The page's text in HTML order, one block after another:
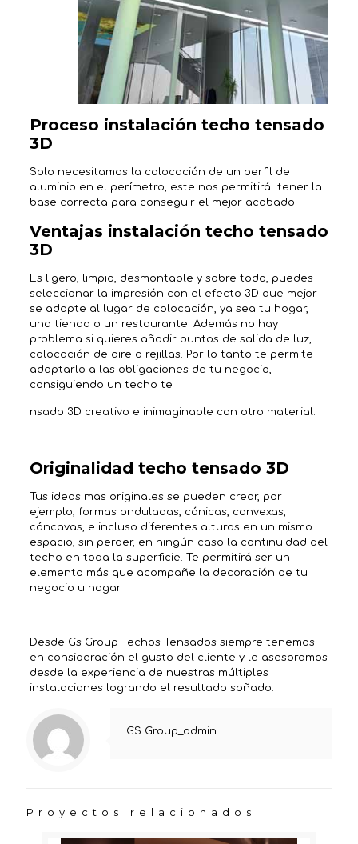
Proceso instalación techo tensado
3D
Solo necesitamos la colocación de un perfil de
aluminio en el perímetro, este nos permitirá tener la
base correcta para conseguir el mejor acabado.
Ventajas instalación techo tensado
3D
Es ligero, limpio, desmontable y sobre todo, puedes
seleccionar la impresión con el efecto 3D que mejor
se adapte al lugar de colocación, ya sea tu hogar,
una tienda o un restaurante. Además no hay
problema si quieres añadir puntos de salida de luz,
colocación de aire o rejillas. Por lo tanto te permite
adaptarlo a las obligaciones de tu negocio,
consiguiendo un techo te
nsado 3D creativo e inimaginable con otro material.
Originalidad techo tensado 3D
Tus ideas mas originales se pueden crear, por
ejemplo, formas onduladas, cónicas, convexas,
cóncavas, e incluso diferentes alturas en un mismo
espacio, sin perder, en ningún caso la continuidad del
techo en toda la superficie. Te permitirá ser un
elemento más que acompañe la decoración de tu
negocio u hogar.
Desde Gs Group Techos Tensados siempre tenemos
en consideración el gusto del cliente y le asesoramos
desde la experiencia de nuestras múltiples
instalaciones logrando el resultado soñado.
GS Group_admin
Proyectos relacionados